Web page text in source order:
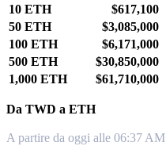
10 ETH
$617,100
50 ETH
$3,085,000
100 ETH
$6,171,000
500 ETH
$30,850,000
1,000 ETH
$61,710,000
Da TWD a ETH
A partire da oggi alle 06:37 AM